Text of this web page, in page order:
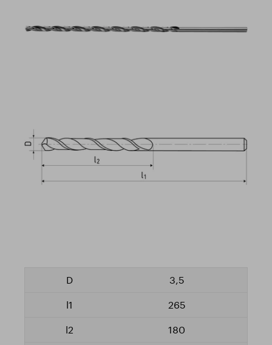
3,5
265
180